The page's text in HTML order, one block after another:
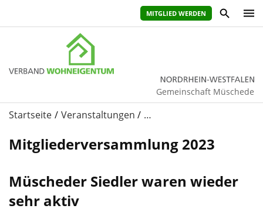
MITGLIED WERDEN
Gemeinschaft Müschede
Startseite Veranstaltungen …
Mitgliederversammlung 2023
Müscheder Siedler waren wieder
sehr aktiv